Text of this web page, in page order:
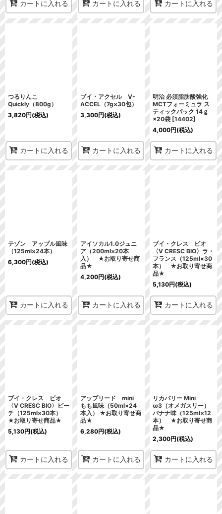
カートに入れる カートに入れる カートに入れる
つるりんこ
Quickly（800g）
3,820円(税込)
カートに入れる
ブイ・アクセル V-
ACCEL（7g×30包）
3,300円(税込)
カートに入れる
明治 必須脂肪酸強化
MCTフォーミュラ ス
ティックパック 14ｇ
×20袋 [14402]
4,000円(税込)
カートに入れる
テゾン アップル風味
（125ml×24本）
6,300円(税込)
カートに入れる
アイソカル1.0ジュニ
ア（200ml×20本
入） ★お取り寄せ商
品★
4,200円(税込)
カートに入れる
ブイ・クレス ビオ
〈V CRESC BIO〉ラ・
フランス（125ml×30
本） ★お取り寄せ商
品★
5,130円(税込)
カートに入れる
ブイ・クレス ビオ
〈V CRESC BIO〉ピー
チ（125ml×30本）
★お取り寄せ商品★
5,130円(税込)
カートに入れる
アップリード mini
もも風味（50ml×24
本入） ★お取り寄せ商
品★
6,280円(税込)
カートに入れる
リカバリー Mini
ω3（オメガスリー）
バナナ味（125ml×12
本） ★お取り寄せ商
品★
2,300円(税込)
カートに入れる